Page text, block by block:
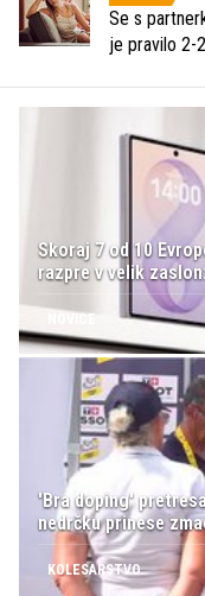
Se s
je pravilo 2-
Skoraj 7 od 10
razpre v velik
'Bra doping'
nedrčku prinese
KOLESARSTVO